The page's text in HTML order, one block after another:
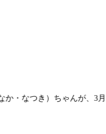
か・なつき）ちゃんが、3月